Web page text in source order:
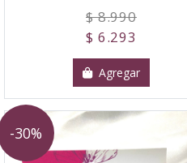
$ 8.990
$ 6.293
Agregar
-30%